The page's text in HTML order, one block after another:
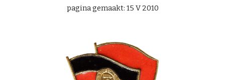
pagina gemaakt: 15 V 2010